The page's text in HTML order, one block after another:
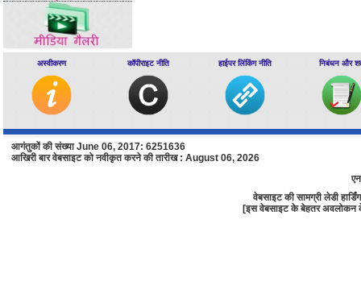
अस्वीकरण कॉपीराइट नीति हाईपर लिंकिंग नीति निबंधन और
आगंतुकों की संख्या June 06, 2017: 6251636
आखिरी बार वेबसाइट को नवीकृत करने की तारीख : August 06, 2026
वेबसाइट की सामग्री लेडी
[इस वेबसाइट के बेहतर अवलोकन